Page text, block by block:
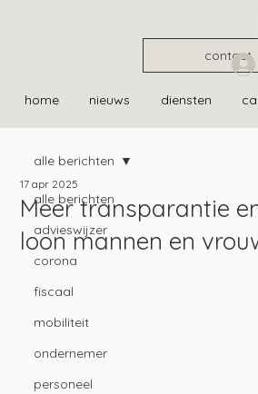
contact
home nieuws diensten
alle berichten
advieswijzer
corona
fiscaal
mobiliteit
ondernemer
personeel
alle berichten
Meer transparantie
loon mannen en
17 apr 2025